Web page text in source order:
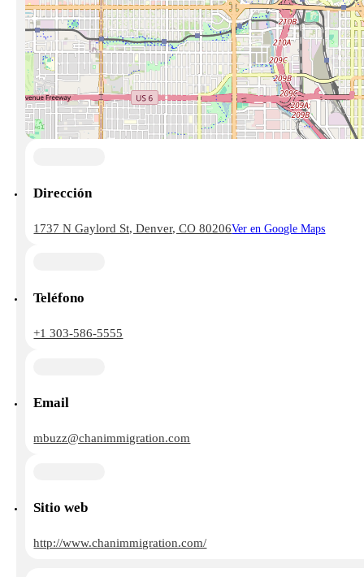
Dirección
1737 N Gaylord St, Denver, CO 80206Ver en Google Maps
Teléfono
+1 303-586-5555
Email
mbuzz@chanimmigration.com
Sitio web
http://www.chanimmigration.com/